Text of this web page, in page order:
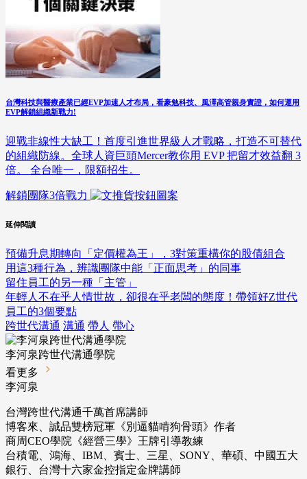
台灣科技與醫療產業已經EVP加速人才布局，看豪勉科技、風澤高管親身實證，如何運用
EVP解鎖組織新戰力!
迎戰非線性大缺工！首度引進世界級人才戰略，打造不可替代
的組織防線。全球人資巨頭Mercer教你用 EVP 把留才效益翻 3
倍。 全台唯一，限額招生。
解鎖團隊3倍戰力
延伸閱讀
預備升息期轉向「定價權為王」，3對策重構你的股債組合
用這3種行為，辨識團隊中能「正面思考」的同事
留住員工的另一種「主管」
年輕人不在乎人情世故，卻很在乎老闆的態度！帶領好Z世代
員工的3個要點
跨世代溝通 溝通 帶人 帶心
李河泉跨世代溝通學院
看更多
李河泉
台灣跨世代溝通千萬首席講師
博客來、誠品雙榜冠軍《別逼貓啃狗骨頭》作者
商周CEO學院《經營三學》王牌引導教練
台積電、鴻海、IBM、賓士、三星、SONY、華碩、中國五大
銀行、台灣十六家金控指定金牌講師